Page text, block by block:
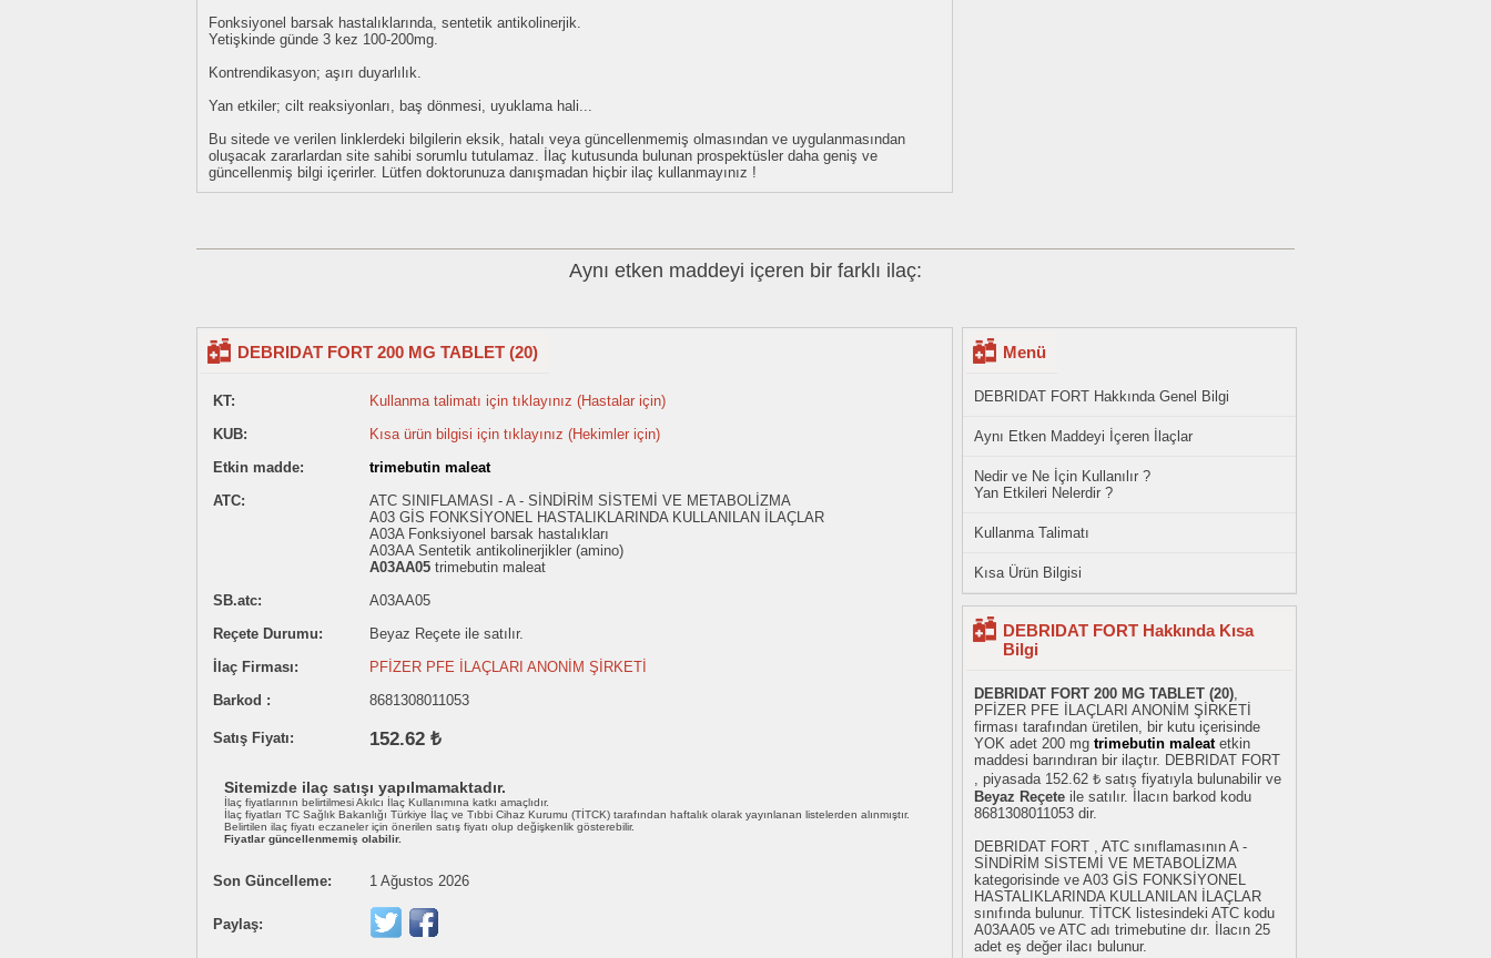
Fonksiyonel barsak hastalıklarında, sentetik antikolinerjik.
Yetişkinde günde 3 kez 100-200mg.
Kontrendikasyon; aşırı duyarlılık.
Yan etkiler; cilt reaksiyonları, baş dönmesi, uyuklama hali...
Bu sitede ve verilen linklerdeki bilgilerin eksik, hatalı veya güncellenmemiş olmasından ve uygulanmasından
oluşacak zararlardan site sahibi sorumlu tutulamaz. İlaç kutusunda bulunan prospektüsler daha geniş ve
güncellenmiş bilgi içerirler. Lütfen doktorunuza danışmadan hiçbir ilaç kullanmayınız !
Aynı etken maddeyi içeren bir farklı ilaç:
DEBRIDAT FORT 200 MG TABLET (20)
KT:
Kullanma talimatı için tıklayınız (Hastalar için)
KUB:
Kısa ürün bilgisi için tıklayınız (Hekimler için)
Etkin madde:
trimebutin maleat
ATC:
ATC SINIFLAMASI - A - SİNDİRİM SİSTEMİ VE METABOLİZMA
A03 GİS FONKSİYONEL HASTALIKLARINDA KULLANILAN İLAÇLAR
A03A Fonksiyonel barsak hastalıkları
A03AA Sentetik antikolinerjikler (amino)
A03AA05 trimebutin maleat
SB.atc:
A03AA05
Reçete Durumu:
Beyaz Reçete ile satılır.
İlaç Firması:
PFİZER PFE İLAÇLARI ANONİM ŞİRKETİ
Barkod :
8681308011053
Satış Fiyatı: 152.62 ₺
Sitemizde ilaç satışı yapılmamaktadır.
İlaç fiyatlarının belirtilmesi Akılcı İlaç Kullanımına katkı amaçlıdır.
İlaç fiyatları TC Sağlık Bakanlığı Türkiye İlaç ve Tıbbi Cihaz Kurumu (TİTCK) tarafından haftalık olarak yayınlanan listelerden alınmıştır.
Belirtilen ilaç fiyatı eczaneler için önerilen satış fiyatı olup değişkenlik gösterebilir.
Fiyatlar güncellenmemiş olabilir.
Son Güncelleme: 1 Ağustos 2026
Paylaş:
Menü
DEBRIDAT FORT Hakkında Genel Bilgi
Aynı Etken Maddeyi İçeren İlaçlar
Nedir ve Ne İçin Kullanılır ?
Yan Etkileri Nelerdir ?
Kullanma Talimatı
Kısa Ürün Bilgisi
DEBRIDAT FORT Hakkında Kısa
Bilgi
DEBRIDAT FORT 200 MG TABLET (20),
PFİZER PFE İLAÇLARI ANONİM ŞİRKETİ
firması tarafından üretilen, bir kutu içerisinde
YOK adet 200 mg trimebutin maleatetkin
maddesi barındıran bir ilaçtır. DEBRIDAT FORT
, piyasada 152.62 ₺ satış fiyatıyla bulunabilir ve
Beyaz Reçete ile satılır. İlacın barkod kodu
8681308011053 dir.
DEBRIDAT FORT , ATC sınıflamasının A -
SİNDİRİM SİSTEMİ VE METABOLİZMA
kategorisinde ve A03 GİS FONKSİYONEL
HASTALIKLARINDA KULLANILAN İLAÇLAR
sınıfında bulunur. TİTCK listesindeki ATC kodu
A03AA05 ve ATC adı trimebutine dır. İlacın 25
adet eş değer ilacı bulunur.